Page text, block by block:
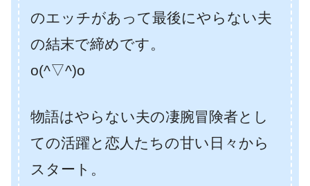
のエッチがあって最後にやらない夫
の結末で締めです。
o(^▽^)o
物語はやらない夫の凄腕冒険者とし
ての活躍と恋人たちの甘い日々から
スタート。